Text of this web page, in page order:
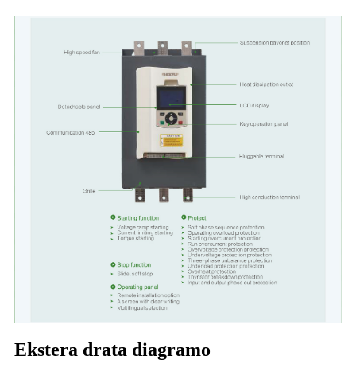
Ekstera drata diagramo